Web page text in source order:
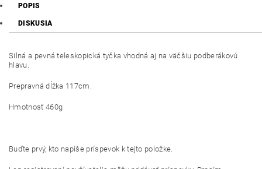
POPIS
DISKUSIA
Silná a pevná teleskopická tyčka vhodná aj na väčšiu podberákovú
hlavu.
Prepravná dĺžka 117cm.
Hmotnosť 460g
Buďte prvý, kto napíše príspevok k tejto položke.